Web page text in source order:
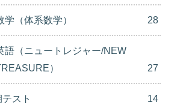
学（体系数学） 28
語（ニュートレジャー/NEW
）
27
スト 14